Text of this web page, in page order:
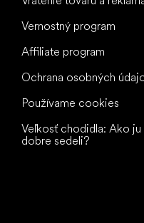
Vernostný program
Affiliate program
Ochrana osobných
Používame cookies
Veľkosť chodidla: Ako
dobre sedeli?